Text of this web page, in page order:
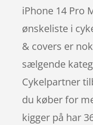
iPhone 14 Pro
ønskeliste i
& covers er
sælgende
Cykelpartner
du køber for
kigger på har